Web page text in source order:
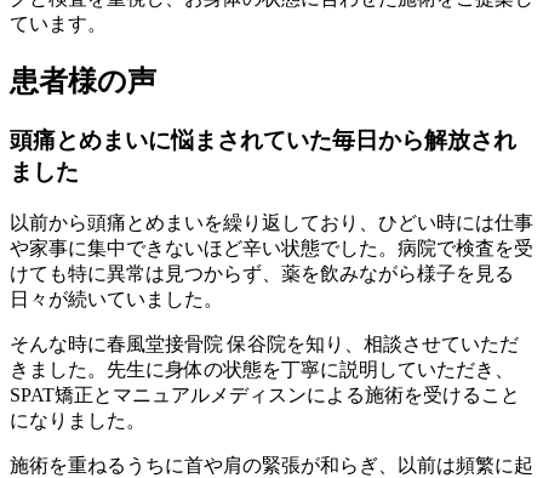
ています。
患者様の声
頭痛とめまいに悩まされていた毎日から解放され
ました
以前から頭痛とめまいを繰り返しており、ひどい時には仕事
や家事に集中できないほど辛い状態でした。病院で検査を受
けても特に異常は見つからず、薬を飲みながら様子を見る
日々が続いていました。
そんな時に春風堂接骨院 保谷院を知り、相談させていただ
きました。先生に身体の状態を丁寧に説明していただき、
SPAT矯正とマニュアルメディスンによる施術を受けること
になりました。
施術を重ねるうちに首や肩の緊張が和らぎ、以前は頻繁に起